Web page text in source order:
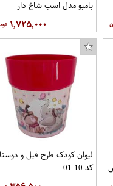
بامبو مدل اسب شاخ دار
۱,۷۲۵,۰۰۰
لیوان کودک طرح فیل و
کد 10-01